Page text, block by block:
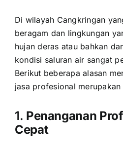
Di wilayah Cangkringan
beragam dan lingkungan
hujan deras atau bahkan
kondisi saluran air sangat
Berikut beberapa alasan
jasa profesional
1. Penanganan
Cepat